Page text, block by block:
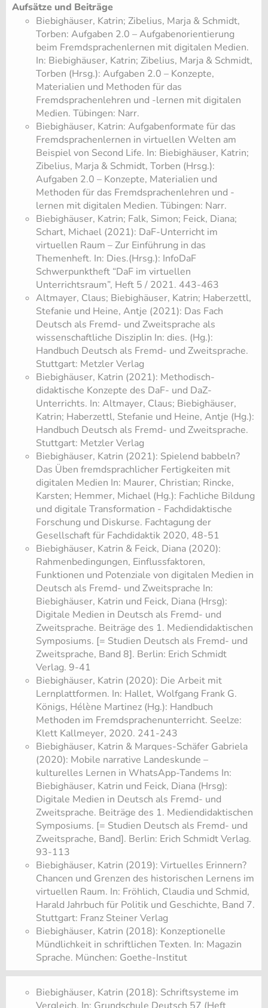
Aufsätze und Beiträge
Biebighäuser, Katrin; Zibelius, Marja & Schmidt,
Torben: Aufgaben 2.0 – Aufgabenorientierung
beim Fremdsprachenlernen mit digitalen Medien.
In: Biebighäuser, Katrin; Zibelius, Marja & Schmidt,
Torben (Hrsg.): Aufgaben 2.0 – Konzepte,
Materialien und Methoden für das
Fremdsprachenlehren und -lernen mit digitalen
Medien. Tübingen: Narr.
Biebighäuser, Katrin: Aufgabenformate für das
Fremdsprachenlernen in virtuellen Welten am
Beispiel von Second Life. In: Biebighäuser, Katrin;
Zibelius, Marja & Schmidt, Torben (Hrsg.):
Aufgaben 2.0 – Konzepte, Materialien und
Methoden für das Fremdsprachenlehren und -
lernen mit digitalen Medien. Tübingen: Narr.
Biebighäuser, Katrin; Falk, Simon; Feick, Diana;
Schart, Michael (2021): DaF-Unterricht im
virtuellen Raum – Zur Einführung in das
Themenheft. In: Dies.(Hrsg.): InfoDaF
Schwerpunktheft “DaF im virtuellen
Unterrichtsraum”, Heft 5 / 2021. 443-463
Altmayer, Claus; Biebighäuser, Katrin; Haberzettl,
Stefanie und Heine, Antje (2021): Das Fach
Deutsch als Fremd- und Zweitsprache als
wissenschaftliche Disziplin In: dies. (Hg.):
Handbuch Deutsch als Fremd- und Zweitsprache.
Stuttgart: Metzler Verlag
Biebighäuser, Katrin (2021): Methodisch-
didaktische Konzepte des DaF- und DaZ-
Unterrichts. In: Altmayer, Claus; Biebighäuser,
Katrin; Haberzettl, Stefanie und Heine, Antje (Hg.):
Handbuch Deutsch als Fremd- und Zweitsprache.
Stuttgart: Metzler Verlag
Biebighäuser, Katrin (2021): Spielend babbeln?
Das Üben fremdsprachlicher Fertigkeiten mit
digitalen Medien In: Maurer, Christian; Rincke,
Karsten; Hemmer, Michael (Hg.): Fachliche Bildung
und digitale Transformation - Fachdidaktische
Forschung und Diskurse. Fachtagung der
Gesellschaft für Fachdidaktik 2020, 48-51
Biebighäuser, Katrin & Feick, Diana (2020):
Rahmenbedingungen, Einflussfaktoren,
Funktionen und Potenziale von digitalen Medien in
Deutsch als Fremd- und Zweitsprache In:
Biebighäuser, Katrin und Feick, Diana (Hrsg):
Digitale Medien in Deutsch als Fremd- und
Zweitsprache. Beiträge des 1. Mediendidaktischen
Symposiums. [= Studien Deutsch als Fremd- und
Zweitsprache, Band 8]. Berlin: Erich Schmidt
Verlag. 9-41
Biebighäuser, Katrin (2020): Die Arbeit mit
Lernplattformen. In: Hallet, Wolfgang Frank G.
Königs, Hélène Martinez (Hg.): Handbuch
Methoden im Fremdsprachenunterricht. Seelze:
Klett Kallmeyer, 2020. 241-243
Biebighäuser, Katrin & Marques-Schäfer Gabriela
(2020): Mobile narrative Landeskunde –
kulturelles Lernen in WhatsApp-Tandems In:
Biebighäuser, Katrin und Feick, Diana (Hrsg):
Digitale Medien in Deutsch als Fremd- und
Zweitsprache. Beiträge des 1. Mediendidaktischen
Symposiums. [= Studien Deutsch als Fremd- und
Zweitsprache, Band]. Berlin: Erich Schmidt Verlag.
93-113
Biebighäuser, Katrin (2019): Virtuelles Erinnern?
Chancen und Grenzen des historischen Lernens im
virtuellen Raum. In: Fröhlich, Claudia und Schmid,
Harald Jahrbuch für Politik und Geschichte, Band 7.
Stuttgart: Franz Steiner Verlag
Biebighäuser, Katrin (2018): Konzeptionelle
Mündlichkeit in schriftlichen Texten. In: Magazin
Sprache. München: Goethe-Institut
Biebighäuser, Katrin (2018): Schriftsysteme im